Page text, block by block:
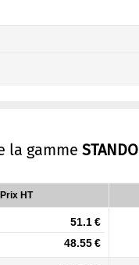
la gamme
Prix HT
51.1 €
48.55 €